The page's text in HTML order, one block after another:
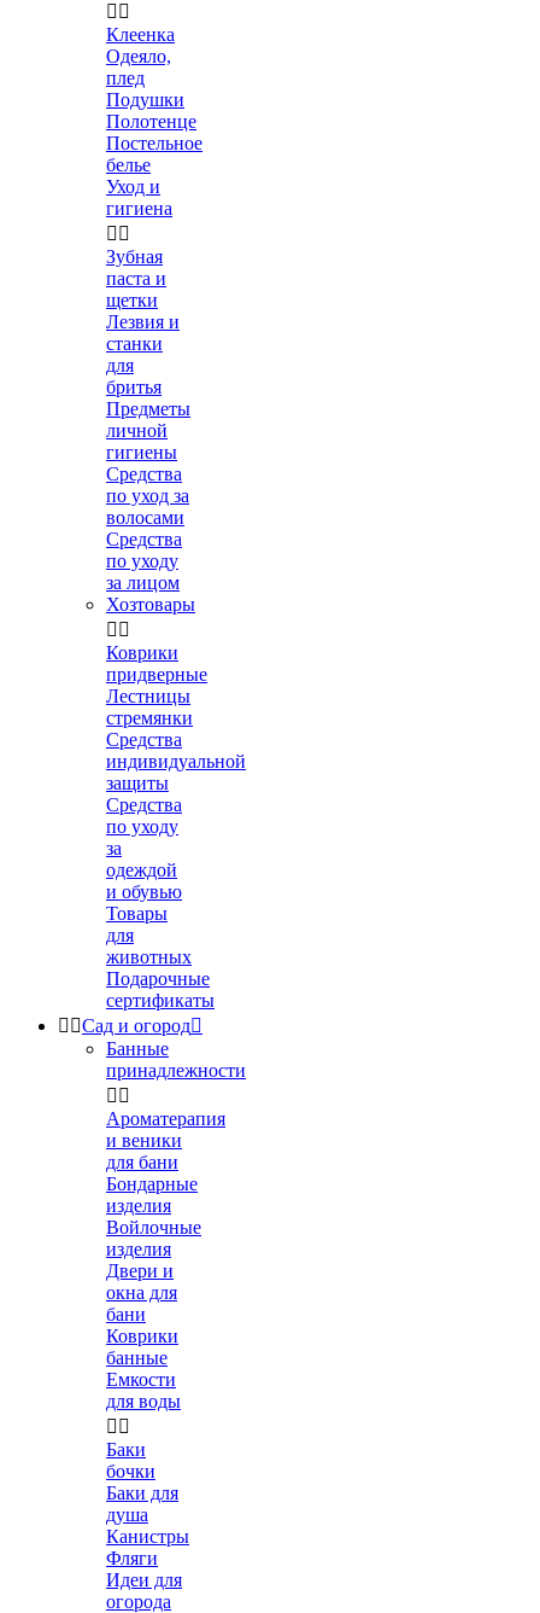
 
Клеенка
Одеяло,
плед
Подушки
Полотенце
Постельное
белье
Уход и
гигиена
 
Зубная
паста и
щетки
Лезвия и
станки
для
бритья
Предметы
личной
гигиены
Средства
по уход за
волосами
Средства
по уходу
за лицом
Хозтовары
 
Коврики
придверные
Лестницы
стремянки
Средства
индивидуальной
защиты
Средства
по уходу
за
одеждой
и обувью
Товары
для
животных
Подарочные
сертификаты
 Сад и огород
Банные
принадлежности
 
Ароматерапия
и веники
для бани
Бондарные
изделия
Войлочные
изделия
Двери и
окна для
бани
Коврики
банные
Емкости
для воды
 
Баки
бочки
Баки для
душа
Канистры
Фляги
Идеи для
огорода